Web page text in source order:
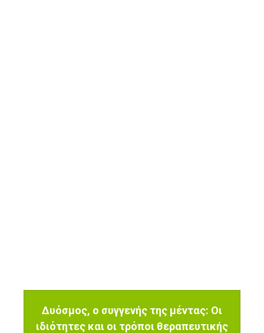
Δυόσμος, ο συγγενής της μέντας: Οι
ιδιότητες και οι τρόποι θεραπευτικής